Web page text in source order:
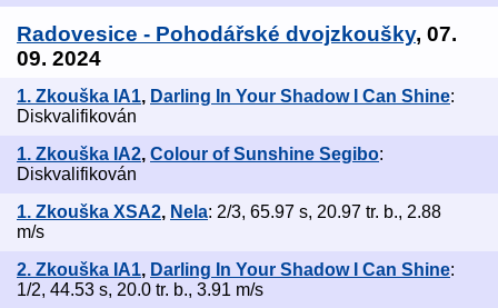
Radovesice - Pohodářské dvojzkoušky, 07.
09. 2024
1. Zkouška IA1, Darling In Your Shadow I Can Shine:
Diskvalifikován
1. Zkouška IA2, Colour of Sunshine Segibo:
Diskvalifikován
1. Zkouška XSA2, Nela: 2/3, 65.97 s, 20.97 tr. b., 2.88
m/s
2. Zkouška IA1, Darling In Your Shadow I Can Shine:
1/2, 44.53 s, 20.0 tr. b., 3.91 m/s